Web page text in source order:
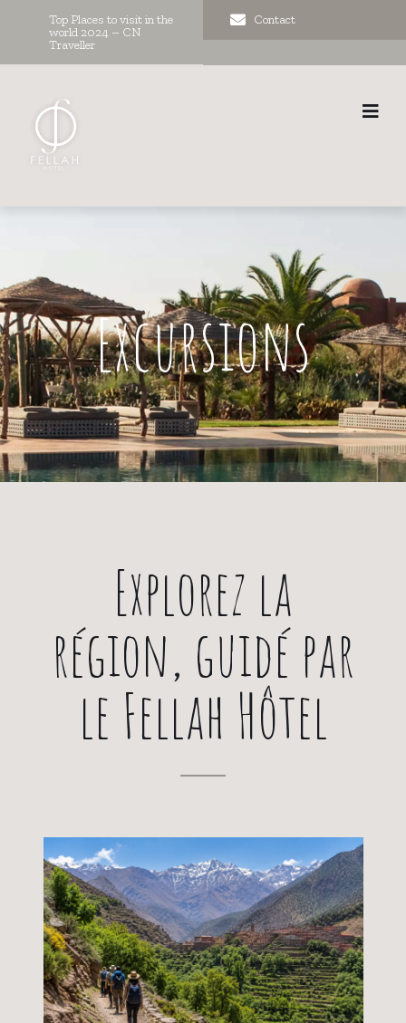
Top Places to visit in the
world 2024 – CN
Traveller
Contact
Excursions
Explorez la
région, guidé par
le Fellah Hôtel